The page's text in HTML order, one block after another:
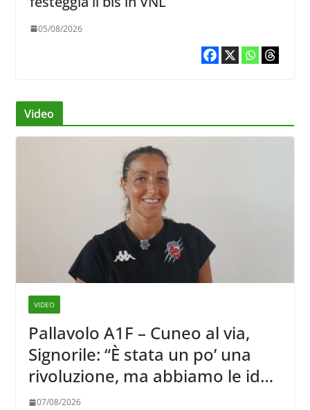
05/08/2026
Video
VIDEO
Pallavolo A1F – Cuneo al via,
Signorile: “È stata un po’ una
rivoluzione, ma abbiamo le idee
chiare siu cosa vogliamo fare”
07/08/2026